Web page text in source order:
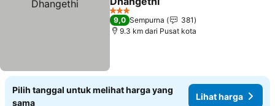
Lihat harga
3 Bintang
9,0 Sempurna
381
9.3 km dari Pusat kota
Pilih tanggal untuk melihat harga yang
sama
Lihat harga